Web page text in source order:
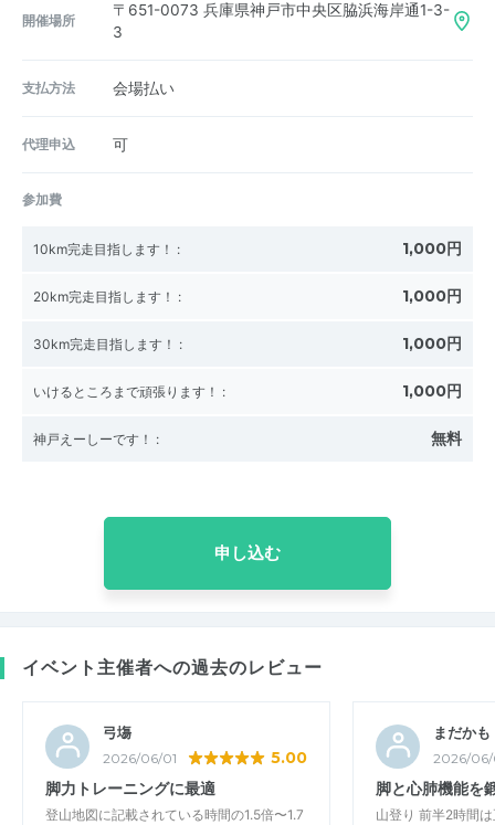
開催場所
〒651-0073 兵庫県神戸市中央区脇浜海岸通1-3-
3
支払方法 会場払い
代理申込 可
参加費
10km完走目指します！ : 1,000円
20km完走目指します！ : 1,000円
30km完走目指します！ : 1,000円
いけるところまで頑張ります！ : 1,000円
神戸えーしーです！ : 無料
申し込む
イベント主催者への過去のレビュー
弓塲
2026/06/01 5.00
脚力トレーニングに最適
登山地図に記載されている時間の1.5倍〜1.7
まだかも
2026/06/
脚と心肺機能を
山登り 前半2時間